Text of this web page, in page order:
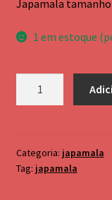
Pendulo
cromoterapia e
Japamala
1 em estoque
Categoria: japamala
Tag: japamala